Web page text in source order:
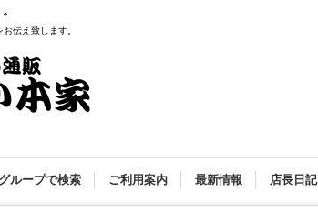
伝え致します。
グループで検索 ご利用案内 最新情報 店長日記